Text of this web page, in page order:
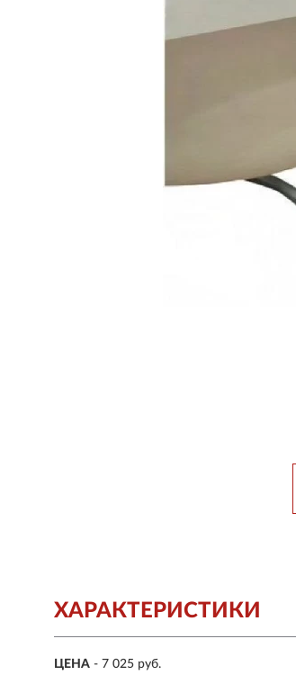
ХАРАКТЕРИСТИКИ
ЦЕНА - 7 025 руб.